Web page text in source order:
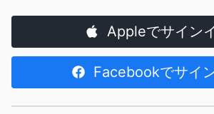
Appleでサイン
Facebookでサイ